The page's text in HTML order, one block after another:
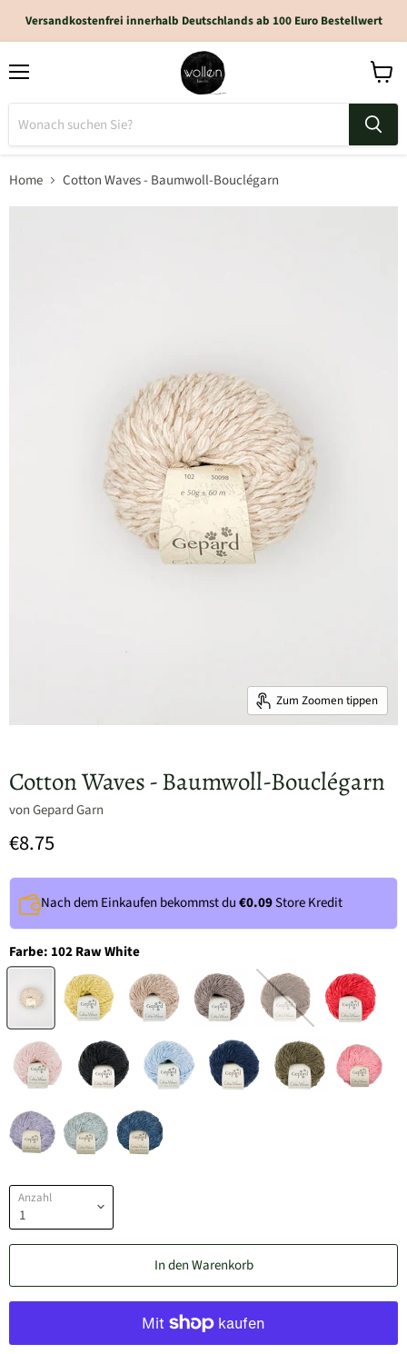
Versandkostenfrei innerhalb Deutschlands ab 100 Euro Bestellwert
Home Cotton Waves - Baumwoll-Bouclégarn
Zum Zoomen tippen
Cotton Waves - Baumwoll-Bouclégarn
vonGepard Garn
€8.75
Nach dem Einkaufen bekommst du€0.09Store Kredit
Farbe: 102 Raw White
Anzahl
In den Warenkorb